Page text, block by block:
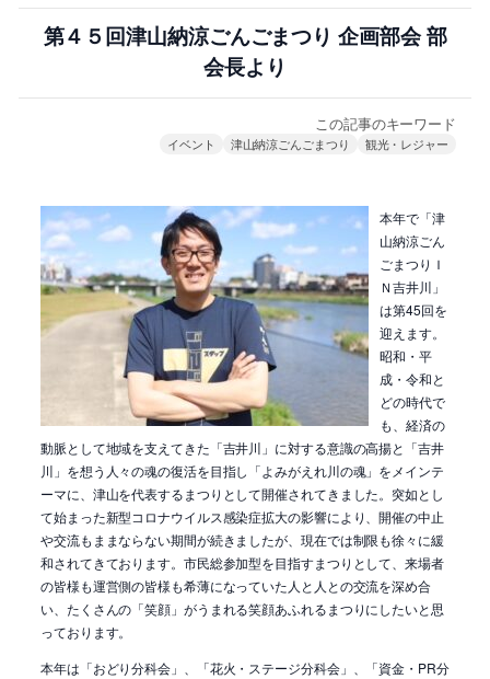
第４５回津山納涼ごんごまつり 企画部会 部
会長より
この記事のキーワード
イベント 津山納涼ごんごまつり 観光・レジャー
本年で「津
山納涼ごん
ごまつりＩ
Ｎ吉井川」
は第45回を
迎えます。
昭和・平
成・令和と
どの時代で
も、経済の
動脈として地域を支えてきた「吉井川」に対する意識の高揚と「吉井
川」を想う人々の魂の復活を目指し「よみがえれ川の魂」をメインテ
ーマに、津山を代表するまつりとして開催されてきました。突如とし
て始まった新型コロナウイルス感染症拡大の影響により、開催の中止
や交流もままならない期間が続きましたが、現在では制限も徐々に緩
和されてきております。市民総参加型を目指すまつりとして、来場者
の皆様も運営側の皆様も希薄になっていた人と人との交流を深め合
い、たくさんの「笑顔」がうまれる笑顔あふれるまつりにしたいと思
っております。
本年は「おどり分科会」、「花火・ステージ分科会」、「資金・PR分